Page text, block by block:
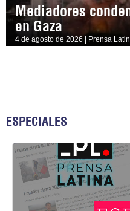
Mediadores
en Gaza
4 de agosto de 2026 | Prensa
ESPECIALES